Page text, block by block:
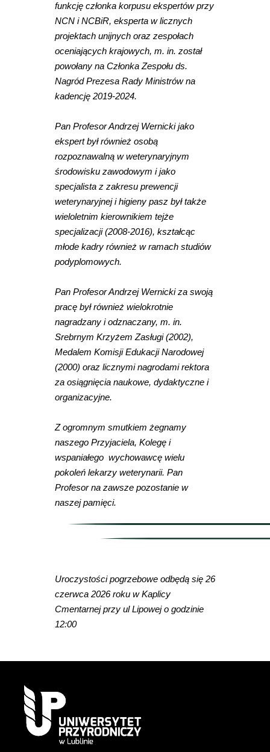
funkcję członka korpusu ekspertów przy
NCN i NCBiR, eksperta w licznych
projektach unijnych oraz zespołach
oceniających krajowych, m. in. został
powołany na Członka Zespołu ds.
Nagród Prezesa Rady Ministrów na
kadencję 2019-2024.
Pan Profesor Andrzej Wernicki jako
ekspert był również osobą
rozpoznawalną w weterynaryjnym
środowisku zawodowym i jako
specjalista z zakresu prewencji
weterynaryjnej i higieny pasz był także
wieloletnim kierownikiem tejże
specjalizacji (2008-2016), kształcąc
młode kadry również w ramach studiów
podyplomowych.
Pan Profesor Andrzej Wernicki za swoją
pracę był również wielokrotnie
nagradzany i odznaczany, m. in.
Srebrnym Krzyżem Zasługi (2002),
Medalem Komisji Edukacji Narodowej
(2000) oraz licznymi nagrodami rektora
za osiągnięcia naukowe, dydaktyczne i
organizacyjne.
Z ogromnym smutkiem żegnamy
naszego Przyjaciela, Kolegę i
wspaniałego wychowawcę wielu
pokoleń lekarzy weterynarii. Pan
Profesor na zawsze pozostanie w
naszej pamięci.
Uroczystości pogrzebowe odbędą się 26
czerwca 2026 roku w Kaplicy
Cmentarnej przy ul Lipowej o godzinie
12:00